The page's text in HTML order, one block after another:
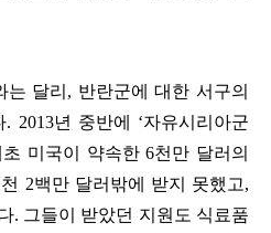
는 달리 , 반란군에 대한 서구의
. 2013년 중반에 ‘자유시리아군
초 미국이 약속한6천만 달러의
천 2백만 달러밖에 받지 못했고,
. 그들이 받았던 지원도 식료품